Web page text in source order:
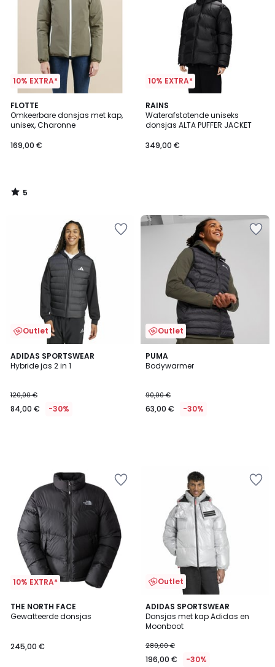
10% EXTRA*
FLOTTE
Omkeerbare donsjas met kap,
unisex, Charonne
169,00 €
5
/
5
5
/
10% EXTRA*
RAINS
Waterafstotende uniseks
donsjas ALTA PUFFER JACKET
349,00 €
Outlet
ADIDAS SPORTSWEAR
Hybride jas 2 in 1
120,00 €
84,00 € -30%
Outlet
PUMA
Bodywarmer
90,00 €
63,00 € -30%
10% EXTRA*
THE NORTH FACE
Gewatteerde donsjas
245,00 €
5
/
Outlet
ADIDAS SPORTSWEAR
Donsjas met kap Adidas en
Moonboot
280,00 €
196,00 € -30%
5
/
5